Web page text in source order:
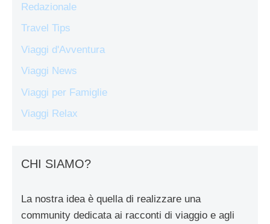
Redazionale
Travel Tips
Viaggi d'Avventura
Viaggi News
Viaggi per Famiglie
Viaggi Relax
CHI SIAMO?
La nostra idea è quella di realizzare una
community dedicata ai racconti di viaggio e agli